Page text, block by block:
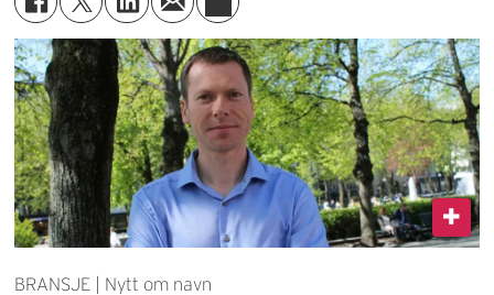
BRANSJE | Nytt om navn